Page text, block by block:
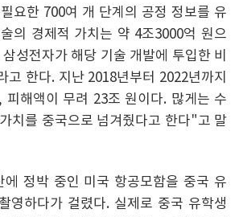
요한 700여 개 단계의 공정 정보를 유
의 경제적 가치는 약 4조3000억 원으
성전자가 해당 기술 개발에 투입한 비
고 한다. 지난 2018년부터 2022년까지
피해액이 무려 23조 원이다. 많게는 수
치를 중국으로 넘겨줬다고 한다"고 말
정박 중인 미국 항공모함을 중국 유
영하다가 걸렸다. 실제로 중국 유학생